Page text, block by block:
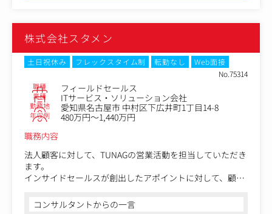
・大学経営において入学者獲得は経営課題に直結してお
り、単純な集客ではなく経営課題の解決に携わることが出
来る
・レガシーな大学広報業界における新興勢力として、テク
ノロジーを使って前例のないマーケティングのあり方を提
案・実行できる
・年間数億円規模の広報予算を持つ法人と規模の大きな仕
事ができる
・Studyplusの広告を大学に販売するだけでなく、テクノ
ロジーを生かして総合的にマーケティングDXを行う提案を
できるため、デジタルマーケティングの知識、経験が身に
つきキャリアアップにつながる
株式会社スタメン
土日祝休み フレックスタイム制 転勤なし
Web面接
No.75314
職種 フィールドセールス
業種 ITサービス・ソリューション会社
勤務地 愛知県名古屋市 中村区下広井町1丁目14-8
年収例
480万円～1,440万円
職務内容
法人顧客に対して、TUNAGの営業活動を担当していただき
ます。
インサイドセールスが創出したアポイントに対して、顧客
て対応いただきます。
コンサルタントからの一言